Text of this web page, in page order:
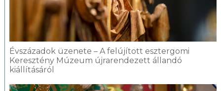
Évszázadok üzenete – A felújított esztergomi
Keresztény Múzeum újrarendezett állandó
kiállításáról